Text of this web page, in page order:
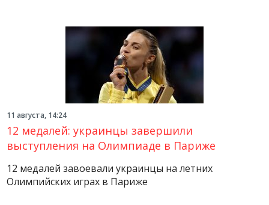
11 августа, 14:24
12 медалей: украинцы завершили
выступления на Олимпиаде в Париже
12 медалей завоевали украинцы на летних
Олимпийских играх в Париже